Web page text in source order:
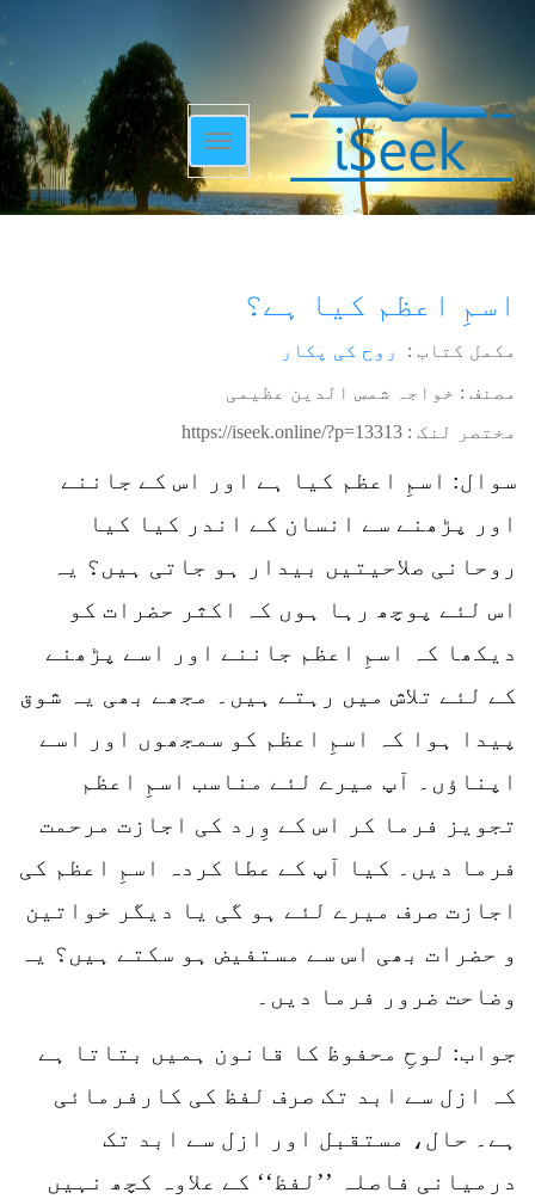
Toggle
navigation
اسمِ اعظم کیا ہے؟
مکمل کتاب : روح کی پکار
مصنف : خواجہ شمس الدین عظیمی
مختصر لنک : https://iseek.online/?p=13313
سوال: اسمِ اعظم کیا ہے اور اس کے جاننے
اور پڑھنے سے انسان کے اندر کیا کیا
روحانی صلاحیتیں بیدار ہو جاتی ہیں؟ یہ
اس لئے پوچھ رہا ہوں کہ اکثر حضرات کو
دیکھا کہ اسمِ اعظم جاننے اور اسے پڑھنے
کے لئے تلاش میں رہتے ہیں۔ مجھے بھی یہ شوق
پیدا ہوا کہ اسمِ اعظم کو سمجھوں اور اسے
اپناؤں۔ آپ میرے لئے مناسب اسمِ اعظم
تجویز فرما کر اس کے وِرد کی اجازت مرحمت
فرما دیں۔ کیا آپ کے عطا کردہ اسمِ اعظم کی
اجازت صرف میرے لئے ہو گی یا دیگر خواتین
و حضرات بھی اس سے مستفیض ہو سکتے ہیں؟ یہ
وضاحت ضرور فرما دیں۔
جواب: لوحِ محفوظ کا قانون ہمیں بتاتا ہے
کہ ازل سے ابد تک صرف لفظ کی کارفرمائی
ہے۔ حال، مستقبل اور ازل سے ابد تک
درمیانی فاصلہ ’’لفظ‘‘ کے علاوہ کچھ نہیں